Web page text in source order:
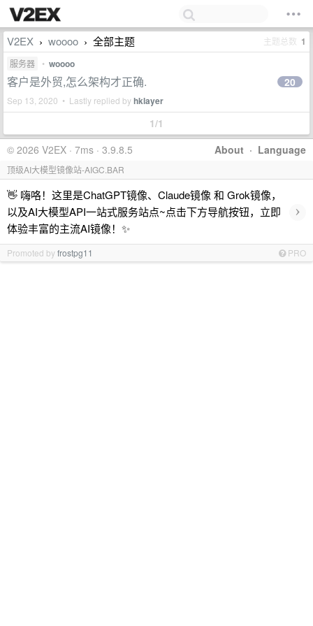
V2EX › woooo › 全部主题 主题总数 1
服务器 • woooo
客户是外贸,怎么架构才正确.
Sep 13, 2020 • Lastly replied byhklayer
20
1/1
About · Language
© 2026 V2EX · 7ms · 3.9.8.5
顶级AI大模型镜像站-AIGC.BAR
👋 嗨咯！这里是ChatGPT镜像、Claude镜像 和 Grok镜像，
以及AI大模型API一站式服务站点~点击下方导航按钮，立即
体验丰富的主流AI镜像！✨
›
Promoted byfrostpg11 PRO